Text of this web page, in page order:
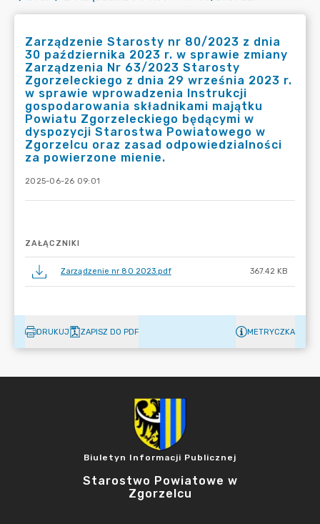
Zarządzenie Starosty nr 80/2023 z dnia
30 października 2023 r. w sprawie zmiany
Zarządzenia Nr 63/2023 Starosty
Zgorzeleckiego z dnia 29 września 2023 r.
w sprawie wprowadzenia Instrukcji
gospodarowania składnikami majątku
Powiatu Zgorzeleckiego będącymi w
dyspozycji Starostwa Powiatowego w
Zgorzelcu oraz zasad odpowiedzialności
za powierzone mienie.
2025-06-26 09:01
ZAŁĄCZNIKI
Zarządzenie nr 80 2023.pdf 367.42 KB
DRUKUJ ZAPISZ DO PDF METRYCZKA
Biuletyn Informacji Publicznej
Starostwo Powiatowe w
Zgorzelcu